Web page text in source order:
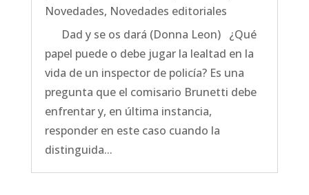
Novedades, Novedades editoriales
Dad y se os dará (Donna Leon) ¿Qué
papel puede o debe jugar la lealtad en la
vida de un inspector de policía? Es una
pregunta que el comisario Brunetti debe
enfrentar y, en última instancia,
responder en este caso cuando la
distinguida...